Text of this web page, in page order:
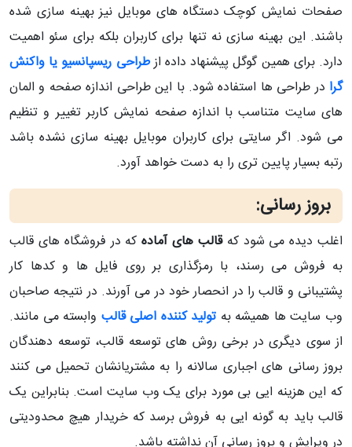
صفحات نمایش کوچک دستگاه های موبایل نیز بهینه سازی شده
باشند. این بهینه سازی نه تنها برای کاربران بلکه برای سئو اهمیت
دارد. برای همین گوگل پیشنهاد داده ازطراحی ریسپانسیو یا واکنش
گرا در طراحی ها استفاده شود. با این طراحی اندازه صفحه و المان
های سایت متناسب با اندازه صفحه نمایش کاربر تغییر و تنظیم
می شود. اگر سایتی برای کاربران موبایل بهینه سازی نشده باشد
رتبه بسیار پایین تری را به دست خواهد آورد.
بروز رسانی:
اغلب دیده می شود کهقالب های آمادهکه در فروشگاه های قالب
به فروش می رسند، با رمزگذاری بر روی فایل ها و کدها کار
پشتیبانی و قالب را در انحصار خود در می آورند. در نتیجه صاحبان
وب سایت ها همیشه به تولید کننده اصلی قالب وابسته می مانند.
از سوی دیگری در برخی روش های توسعه قالب، توسعه دهندگان
بروز رسانی های اجباری سالانه را به مشتریانشان تحمیل می کنند
که این هزینه ایی بی مورد برای یک وب سایت است. بنابراین یک
قالب باید به گونه ایی به فروش برسد که خریدار هیچ محدودیتی
در ویرایش و بروز رسانی آن نداشته باشد.